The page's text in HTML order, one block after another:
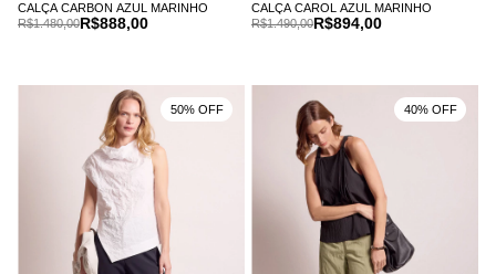
CALÇA CARBON AZUL MARINHO
R$888,00
R$1.480,00
CALÇA CAROL AZUL MARINHO
R$894,00
R$1.490,00
50% OFF 40% OFF